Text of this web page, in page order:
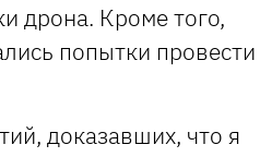
дрона. Кроме того,
попытки провести
доказавших, что я